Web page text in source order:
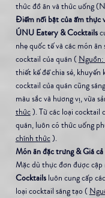
thức đồ ăn và thức uống
Điểm nổi bật của ẩm thực
ÚNU Eatery & Cocktails
nhẹ quốc tế và các món
cocktail của quán ( Nguồn:
thiết kế để chia sẻ, khuyến
cocktail của quán cũng
màu sắc và hương vị, vừa
thức ). Từ các loại cocktail
quán, luôn có thức uống
chính thức ).
Món ăn đặc trưng & Giá cả
Mặc dù thực đơn được
Cocktails luôn cung cấp
loại cocktail sáng tạo (